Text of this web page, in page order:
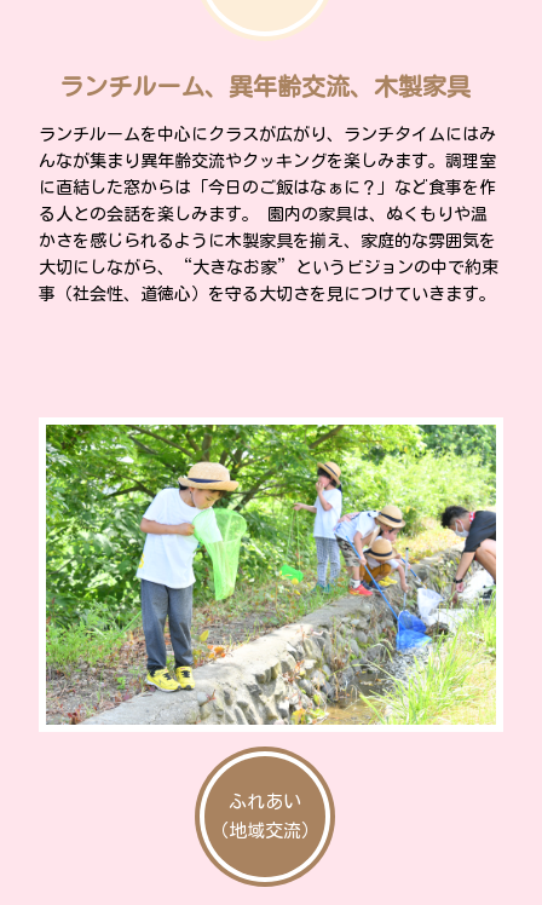
ランチルーム、異年齢交流、木製家具
ランチルームを中心にクラスが広がり、ランチタイムにはみ
んなが集まり異年齢交流やクッキングを楽しみます。調理室
に直結した窓からは「今日のご飯はなぁに？」など食事を作
る人との会話を楽しみます。 園内の家具は、ぬくもりや温
かさを感じられるように木製家具を揃え、家庭的な雰囲気を
大切にしながら、“大きなお家”というビジョンの中で約束
事（社会性、道徳心）を守る大切さを見につけていきます。
ふれあい
（地域交流）